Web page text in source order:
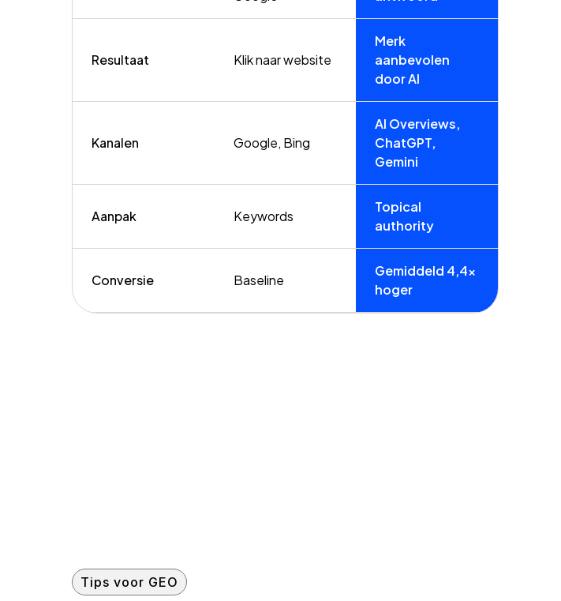
Resultaat Klik naar website
Merk
aanbevolen
door AI
Kanalen Google, Bing
AI Overviews,
ChatGPT,
Gemini
Aanpak Keywords
Topical
authority
Conversie Baseline
Gemiddeld 4,4x
hoger
Tips voor GEO